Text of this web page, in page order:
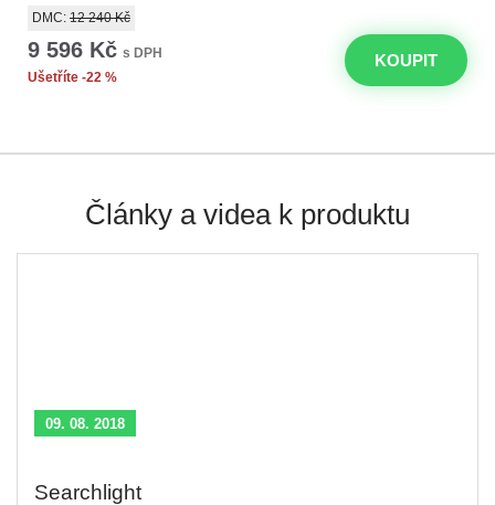
DMC: 12 240 Kč
9 596 Kč s DPH
Ušetříte -22 %
KOUPIT
Články a videa k produktu
09. 08. 2018
Searchlight